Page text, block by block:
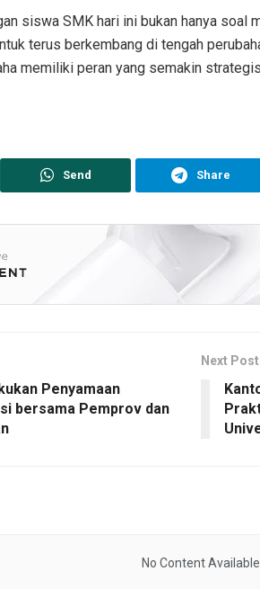
siswa SMK hari ini bukan hanya soal
terus berkembang di tengah
memiliki peran yang semakin
Send Share
Penyamaan
bersama Pemprov dan
Next Post
No Content Available